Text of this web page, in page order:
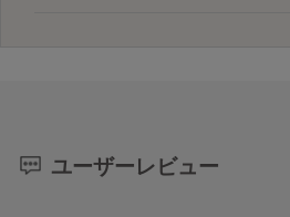
ユーザーレビュー